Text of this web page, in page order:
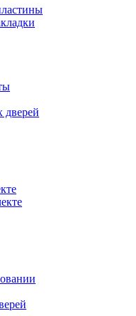
дверей